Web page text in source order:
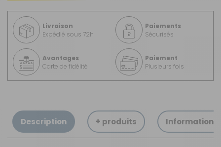
Livraison
Expédié sous 72h
Paiements
Sécurisés
Avantages
Carte de fidélité
Paiement
Plusieurs fois
Description + produits Informations